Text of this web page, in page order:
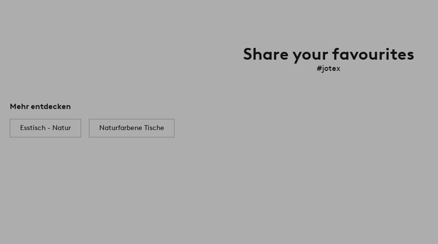
Share your favourites
#jotex
Mehr entdecken
Esstisch - Natur Naturfarbene Tische